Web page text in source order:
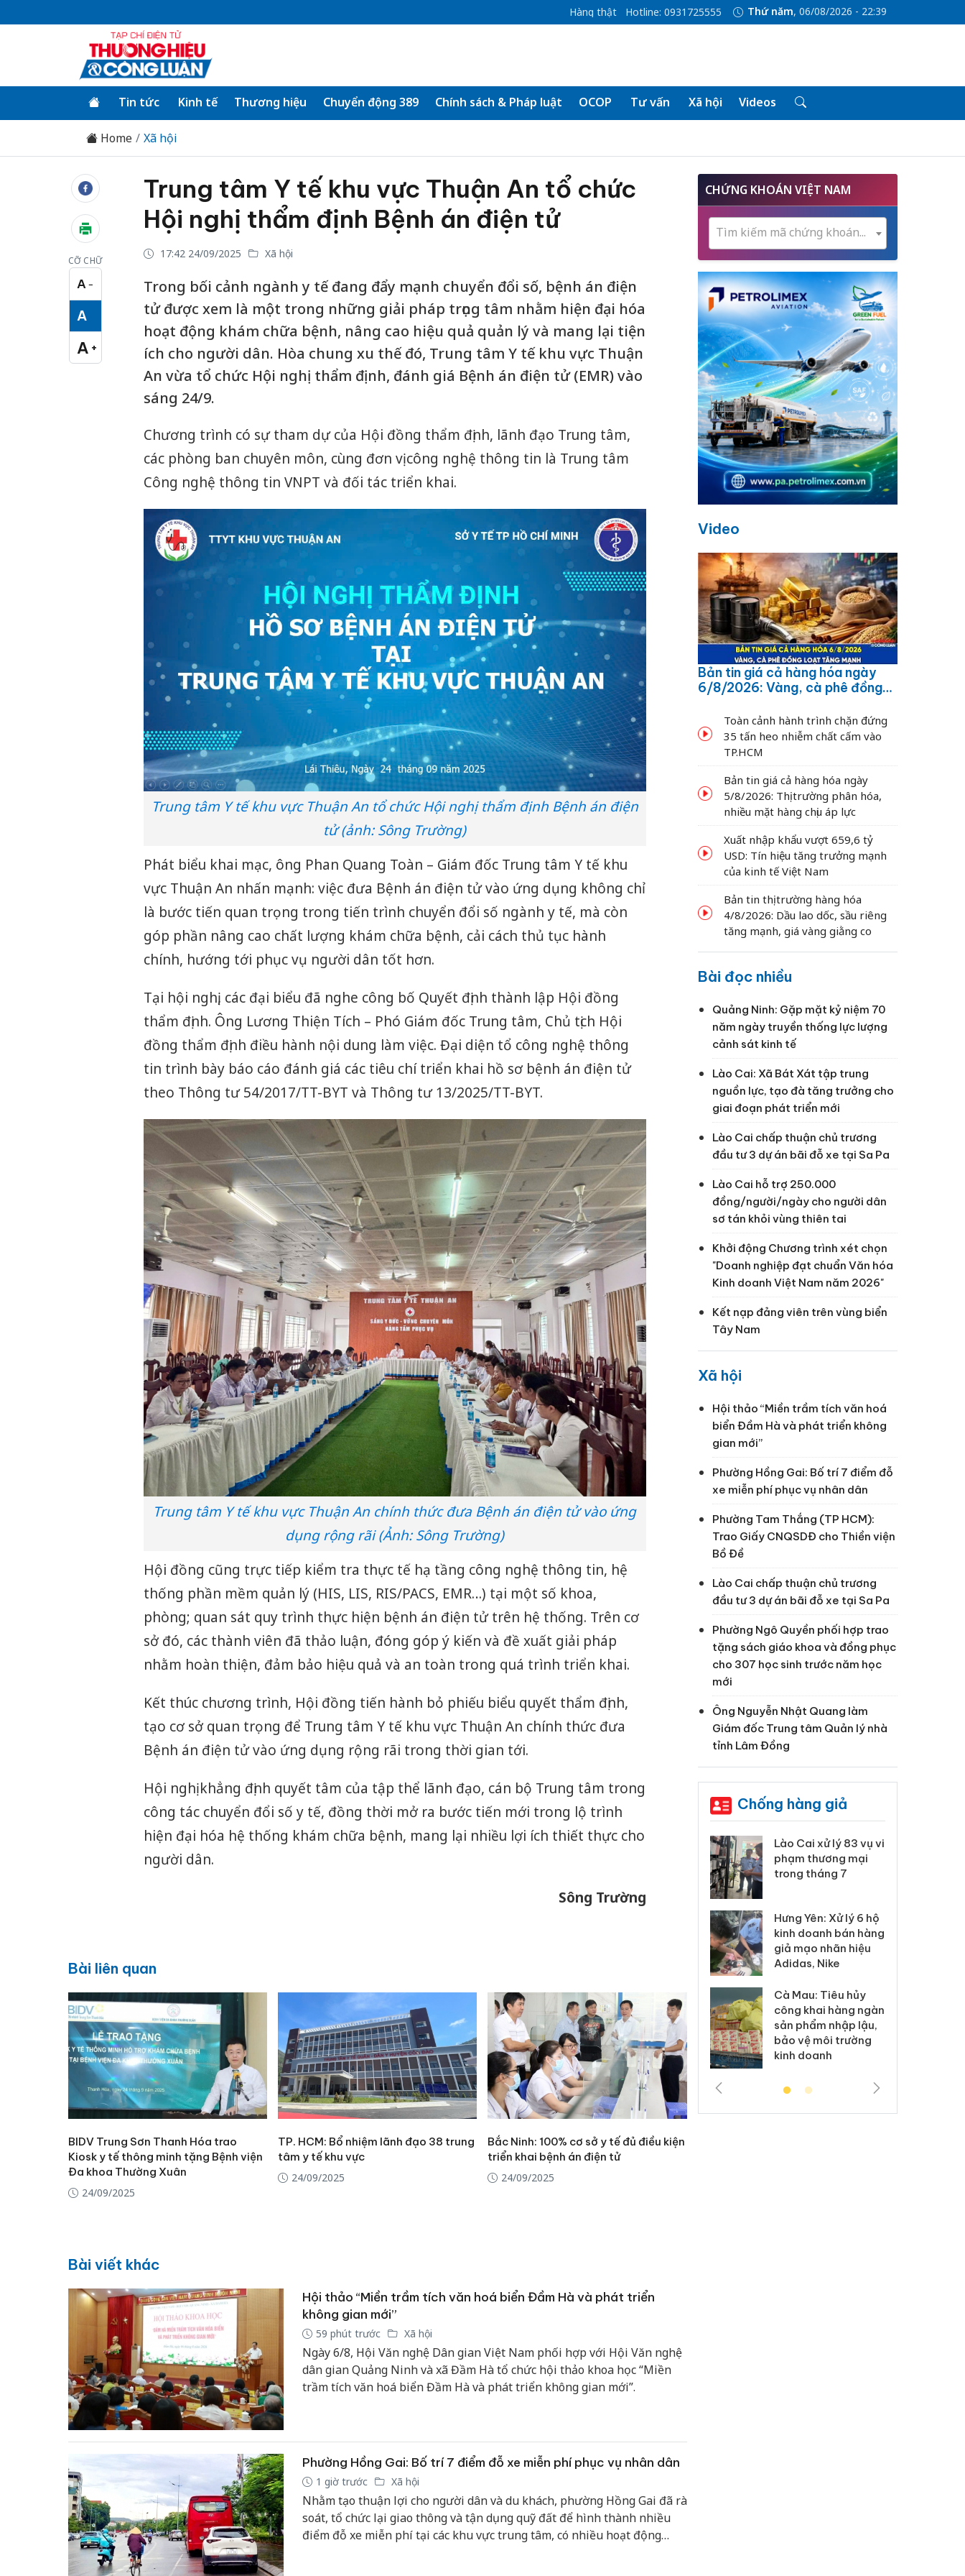
Hàng thật Hotline: 0931725555 Thứ năm, 06/08/2026 - 22:39
Tin tức Kinh tế Thương hiệu Chuyển động 389 Chính sách & Pháp luật OCOP Tư vấn Xã hội Videos
Home Xã hội
CỠ CHỮ
A −
Cỡ chữ nhỏ
A
Cỡ chữ vừa
A +
Cỡ chữ lớn
Trung tâm Y tế khu vực Thuận An tổ chức
Hội nghị thẩm định Bệnh án điện tử
17:42 24/09/2025 Xã hội
Trong bối cảnh ngành y tế đang đẩy mạnh chuyển đổi số, bệnh án điện
tử được xem là một trong những giải pháp trọng tâm nhằm hiện đại hóa
hoạt động khám chữa bệnh, nâng cao hiệu quả quản lý và mang lại tiện
ích cho người dân. Hòa chung xu thế đó, Trung tâm Y tế khu vực Thuận
An vừa tổ chức Hội nghị thẩm định, đánh giá Bệnh án điện tử (EMR) vào
sáng 24/9.
Chương trình có sự tham dự của Hội đồng thẩm định, lãnh đạo Trung tâm,
các phòng ban chuyên môn, cùng đơn vị công nghệ thông tin là Trung tâm
Công nghệ thông tin VNPT và đối tác triển khai.
Trung tâm Y tế khu vực Thuận An tổ chức Hội nghị thẩm định Bệnh án điện
tử (ảnh: Sông Trường)
Phát biểu khai mạc, ông Phan Quang Toàn – Giám đốc Trung tâm Y tế khu
vực Thuận An nhấn mạnh: việc đưa Bệnh án điện tử vào ứng dụng không chỉ
là bước tiến quan trọng trong tiến trình chuyển đổi số ngành y tế, mà còn
góp phần nâng cao chất lượng khám chữa bệnh, cải cách thủ tục hành
chính, hướng tới phục vụ người dân tốt hơn.
Tại hội nghị, các đại biểu đã nghe công bố Quyết định thành lập Hội đồng
thẩm định. Ông Lương Thiện Tích – Phó Giám đốc Trung tâm, Chủ tịch Hội
đồng thẩm định điều hành nội dung làm việc. Đại diện tổ công nghệ thông
tin trình bày báo cáo đánh giá các tiêu chí triển khai hồ sơ bệnh án điện tử
theo Thông tư 54/2017/TT-BYT và Thông tư 13/2025/TT-BYT.
Trung tâm Y tế khu vực Thuận An chính thức đưa Bệnh án điện tử vào ứng
dụng rộng rãi (Ảnh: Sông Trường)
Hội đồng cũng trực tiếp kiểm tra thực tế hạ tầng công nghệ thông tin, hệ
thống phần mềm quản lý (HIS, LIS, RIS/PACS, EMR…) tại một số khoa,
phòng; quan sát quy trình thực hiện bệnh án điện tử trên hệ thống. Trên cơ
sở đó, các thành viên đã thảo luận, đóng góp ý kiến và đề xuất giải pháp
nhằm hoàn thiện, đảm bảo hiệu quả và an toàn trong quá trình triển khai.
Kết thúc chương trình, Hội đồng tiến hành bỏ phiếu biểu quyết thẩm định,
tạo cơ sở quan trọng để Trung tâm Y tế khu vực Thuận An chính thức đưa
Bệnh án điện tử vào ứng dụng rộng rãi trong thời gian tới.
Hội nghị khẳng định quyết tâm của tập thể lãnh đạo, cán bộ Trung tâm trong
công tác chuyển đổi số y tế, đồng thời mở ra bước tiến mới trong lộ trình
hiện đại hóa hệ thống khám chữa bệnh, mang lại nhiều lợi ích thiết thực cho
người dân.
Sông Trường
Bài liên quan
BIDV Trung Sơn Thanh Hóa trao
Kiosk y tế thông minh tặng Bệnh viện
Đa khoa Thường Xuân
24/09/2025
TP. HCM: Bổ nhiệm lãnh đạo 38 trung
tâm y tế khu vực
24/09/2025
Bắc Ninh: 100% cơ sở y tế đủ điều kiện
triển khai bệnh án điện tử
24/09/2025
Bài viết khác
Hội thảo “Miền trầm tích văn hoá biển Đầm Hà và phát triển
không gian mới”
59 phút trước Xã hội
Ngày 6/8, Hội Văn nghệ Dân gian Việt Nam phối hợp với Hội Văn nghệ
dân gian Quảng Ninh và xã Đầm Hà tổ chức hội thảo khoa học “Miền
trầm tích văn hoá biển Đầm Hà và phát triển không gian mới”.
Phường Hồng Gai: Bố trí 7 điểm đỗ xe miễn phí phục vụ nhân dân
1 giờ trước Xã hội
Nhằm tạo thuận lợi cho người dân và du khách, phường Hồng Gai đã rà
soát, tổ chức lại giao thông và tận dụng quỹ đất để hình thành nhiều
điểm đỗ xe miễn phí tại các khu vực trung tâm, có nhiều hoạt động
CHỨNG KHOÁN VIỆT NAM
Tìm kiếm mã chứng khoán...
Video
Bản tin giá cả hàng hóa ngày
6/8/2026: Vàng, cà phê đồng
Toàn cảnh hành trình chặn đứng
35 tấn heo nhiễm chất cấm vào
TP.HCM
Bản tin giá cả hàng hóa ngày
5/8/2026: Thị trường phân hóa,
nhiều mặt hàng chịu áp lực
Xuất nhập khẩu vượt 659,6 tỷ
USD: Tín hiệu tăng trưởng mạnh
của kinh tế Việt Nam
Bản tin thị trường hàng hóa
4/8/2026: Dầu lao dốc, sầu riêng
tăng mạnh, giá vàng giằng co
Bài đọc nhiều
Quảng Ninh: Gặp mặt kỷ niệm 70
năm ngày truyền thống lực lượng
cảnh sát kinh tế
Lào Cai: Xã Bát Xát tập trung
nguồn lực, tạo đà tăng trưởng cho
giai đoạn phát triển mới
Lào Cai chấp thuận chủ trương
đầu tư 3 dự án bãi đỗ xe tại Sa Pa
Lào Cai hỗ trợ 250.000
đồng/người/ngày cho người dân
sơ tán khỏi vùng thiên tai
Khởi động Chương trình xét chọn
"Doanh nghiệp đạt chuẩn Văn hóa
Kinh doanh Việt Nam năm 2026"
Kết nạp đảng viên trên vùng biển
Tây Nam
Xã hội
Hội thảo “Miền trầm tích văn hoá
biển Đầm Hà và phát triển không
gian mới”
Phường Hồng Gai: Bố trí 7 điểm đỗ
xe miễn phí phục vụ nhân dân
Phường Tam Thắng (TP HCM):
Trao Giấy CNQSDĐ cho Thiền viện
Bồ Đề
Lào Cai chấp thuận chủ trương
đầu tư 3 dự án bãi đỗ xe tại Sa Pa
Phường Ngô Quyền phối hợp trao
tặng sách giáo khoa và đồng phục
cho 307 học sinh trước năm học
mới
Ông Nguyễn Nhật Quang làm
Giám đốc Trung tâm Quản lý nhà
tỉnh Lâm Đồng
Chống hàng giả
Công an Thanh Hóa
bán yến sào giả
An Giang: Đối tượng
chủ mưu đường dây
bán hàng giả tại Phú
Quốc ra đầu thú
Lào Cai xử lý 83 vụ vi
phạm thương mại
trong tháng 7
Hưng Yên: Xử lý 6 hộ
kinh doanh bán hàng
giả mạo nhãn hiệu
Adidas, Nike
Cà Mau: Tiêu hủy
công khai hàng ngàn
sản phẩm nhập lậu,
bảo vệ môi trường
kinh doanh